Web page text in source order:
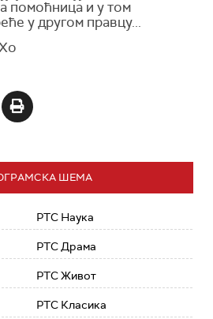
помоћница и у том
у другом правцу...
ШЕМА
РТС Наука
РТС Драма
РТС Живот
РТС Класика